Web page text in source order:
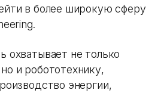
в более широкую сферу
охватывает не только
и робототехнику,
энергии,